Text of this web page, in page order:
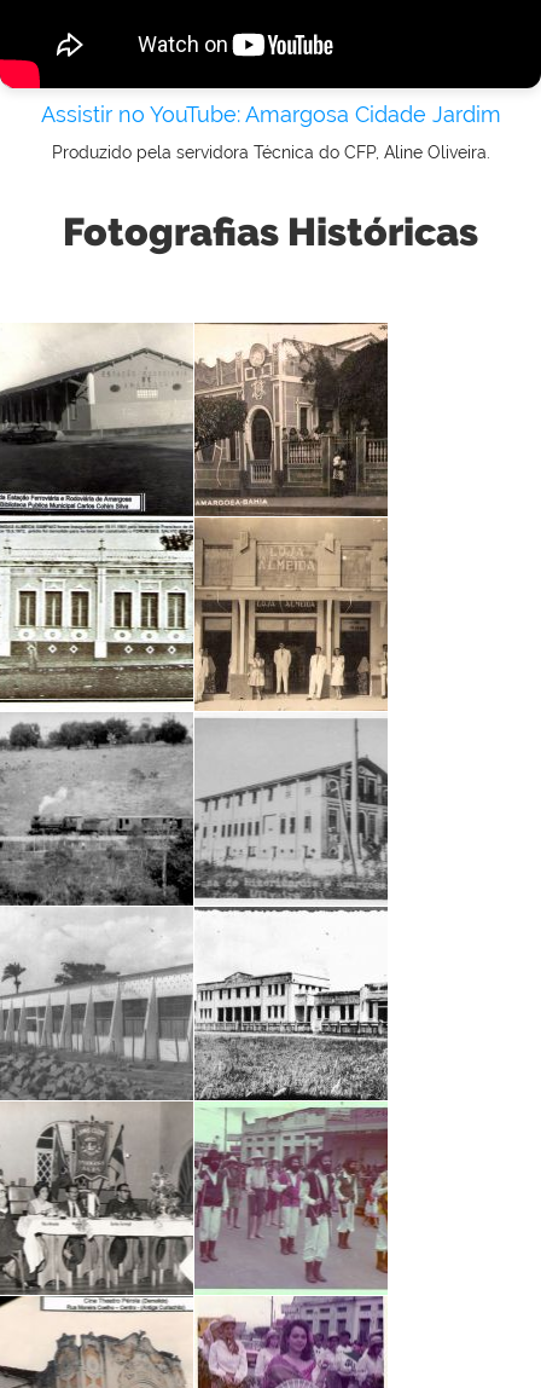
Assistir no YouTube: Amargosa Cidade Jardim
Produzido pela servidora Técnica do CFP, Aline Oliveira.
Fotografias Históricas